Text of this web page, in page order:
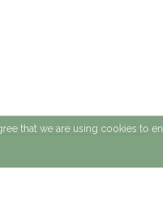
that we are using cookies to